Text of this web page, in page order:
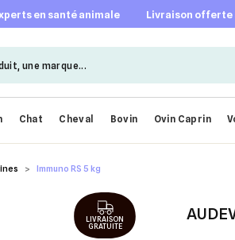
en santé animale livraison offerte
Chat Cheval Bovin Ovin Caprin
Immuno RS 5 kg
LIVRAISON
GRATUITE